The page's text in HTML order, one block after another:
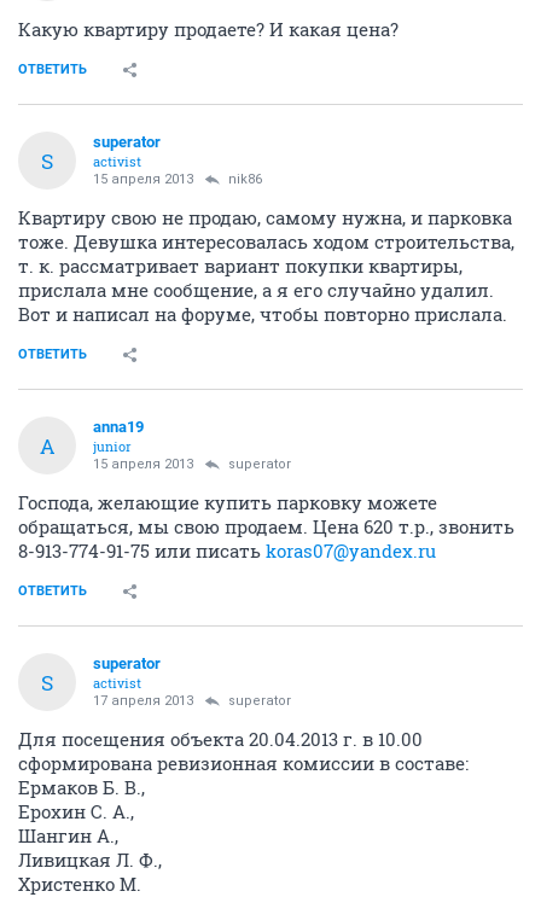
Какую квартиру продаете? И какая цена?
ОТВЕТИТЬ
S
superator
activist
15 апреля 2013 nik86
Квартиру свою не продаю, самому нужна, и парковка
тоже. Девушка интересовалась ходом строительства,
т. к. рассматривает вариант покупки квартиры,
прислала мне сообщение, а я его случайно удалил.
Вот и написал на форуме, чтобы повторно прислала.
ОТВЕТИТЬ
A
anna19
junior
15 апреля 2013 superator
Господа, желающие купить парковку можете
обращаться, мы свою продаем. Цена 620 т.р., звонить
8-913-774-91-75 или писать koras07@yandex.ru
ОТВЕТИТЬ
S
superator
activist
17 апреля 2013 superator
Для посещения объекта 20.04.2013 г. в 10.00
сформирована ревизионная комиссии в составе:
Ермаков Б. В.,
Ерохин С. А.,
Шангин А.,
Ливицкая Л. Ф.,
Христенко М.